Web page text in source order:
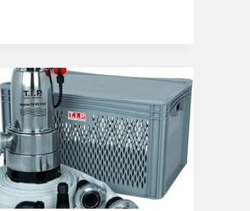
IPX
DUO
S
AUS
EDELSTAHL
MIT
SCHWIMMSCHALTER
I